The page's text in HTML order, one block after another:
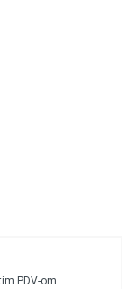
PDV-om.